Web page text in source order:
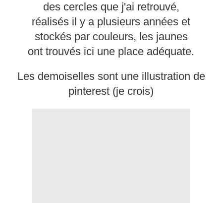
des cercles que j'ai retrouvé,
réalisés il y a plusieurs années et
stockés par couleurs, les jaunes
ont trouvés ici une place adéquate.
Les demoiselles sont une illustration de
pinterest (je crois)